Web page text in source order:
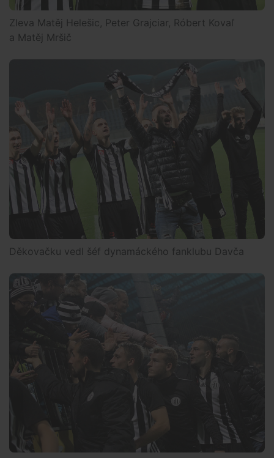
Zleva Matěj Helešic, Peter Grajciar, Róbert Kovaľ
a Matěj Mršič
Děkovačku vedl šéf dynamáckého fanklubu Davča